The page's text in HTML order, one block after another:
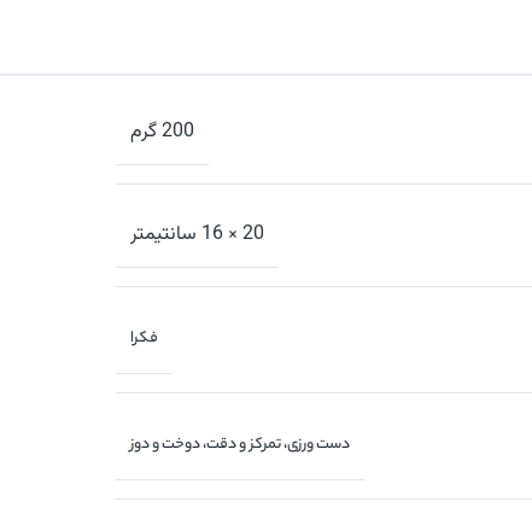
200 گرم
20 × 16 سانتیمتر
فکرا
دست ورزی، تمرکز و دقت، دوخت و دوز